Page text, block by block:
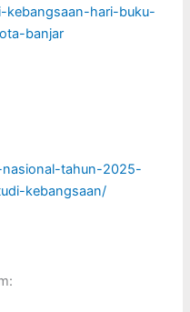
kebangsaan-hari-buku-
banjar
tahun-2025-
kebangsaan/